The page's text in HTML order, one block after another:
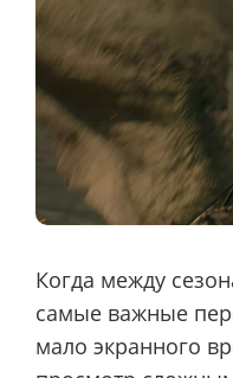
Когда между
самые важные
мало экранного